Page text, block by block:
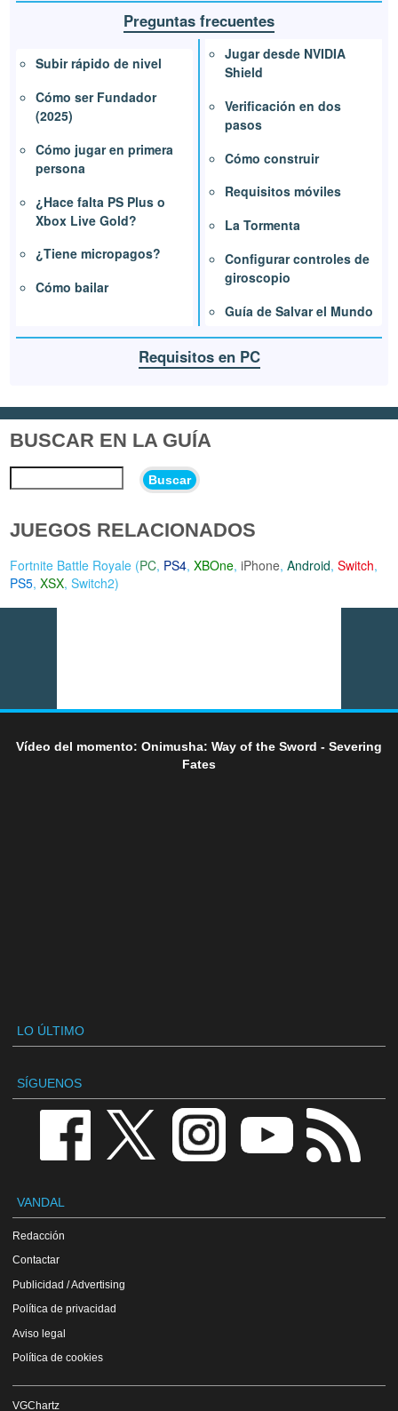
Preguntas frecuentes
Subir rápido de nivel
Cómo ser Fundador
(2025)
Cómo jugar en primera
persona
¿Hace falta PS Plus o
Xbox Live Gold?
¿Tiene micropagos?
Cómo bailar
Jugar desde NVIDIA
Shield
Verificación en dos
pasos
Cómo construir
Requisitos móviles
La Tormenta
Configurar controles de
giroscopio
Guía de Salvar el Mundo
Requisitos en PC
BUSCAR EN LA GUÍA
Buscar
JUEGOS RELACIONADOS
Fortnite Battle Royale (PC, PS4,XBOne,iPhone,Android,Switch,
PS5,XSX,Switch2)
Vídeo del momento: Onimusha: Way of the Sword - Severing
Fates
LO ÚLTIMO
SÍGUENOS
VANDAL
Redacción
Contactar
Publicidad / Advertising
Política de privacidad
Aviso legal
Política de cookies
VGChartz